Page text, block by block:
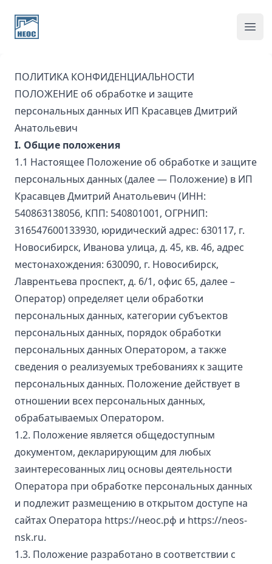
Home page
ПОЛИТИКА КОНФИДЕНЦИАЛЬНОСТИ
ПОЛОЖЕНИЕ об обработке и защите
персональных данных ИП Красавцев Дмитрий
Анатольевич
I. Общие положения
1.1 Настоящее Положение об обработке и защите
персональных данных (далее — Положение) в ИП
Красавцев Дмитрий Анатольевич (ИНН:
540863138056, КПП: 540801001, ОГРНИП:
316547600133930, юридический адрес: 630117, г.
Новосибирск, Иванова улица, д. 45, кв. 46, адрес
местонахождения: 630090, г. Новосибирск,
Лаврентьева проспект, д. 6/1, офис 65, далее –
Оператор) определяет цели обработки
персональных данных, категории субъектов
персональных данных, порядок обработки
персональных данных Оператором, а также
сведения о реализуемых требованиях к защите
персональных данных. Положение действует в
отношении всех персональных данных,
обрабатываемых Оператором.
1.2. Положение является общедоступным
документом, декларирующим для любых
заинтересованных лиц основы деятельности
Оператора при обработке персональных данных
и подлежит размещению в открытом доступе на
сайтах Оператора https://неос.рф и https://neos-
nsk.ru.
1.3. Положение разработано в соответствии с